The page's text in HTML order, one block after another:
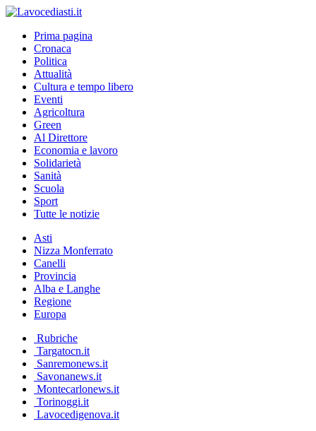
Prima pagina
Cronaca
Politica
Attualità
Cultura e tempo libero
Eventi
Agricoltura
Green
Al Direttore
Economia e lavoro
Solidarietà
Sanità
Scuola
Sport
Tutte le notizie
Asti
Nizza Monferrato
Canelli
Provincia
Alba e Langhe
Regione
Europa
Rubriche
Targatocn.it
Sanremonews.it
Savonanews.it
Montecarlonews.it
Torinoggi.it
Lavocedigenova.it